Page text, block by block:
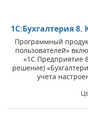
1С:Бухгалтерия
Программный
пользователей»
«1С:Предприятие
решение)
учета